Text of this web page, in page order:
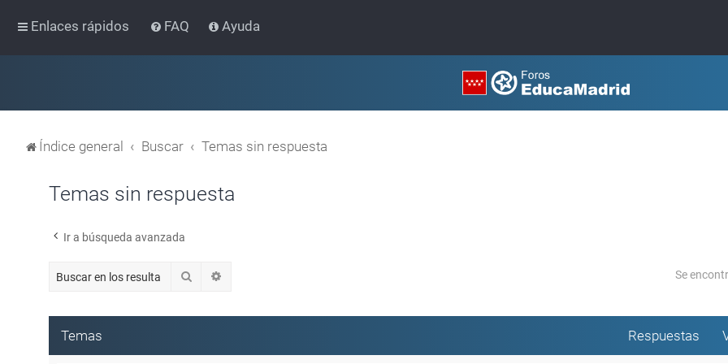
Enlaces rápidos FAQ Ayuda
Índice general Buscar Temas sin respuesta
Temas sin respuesta
Ir a búsqueda avanzada
Buscar Se
Temas Respuestas